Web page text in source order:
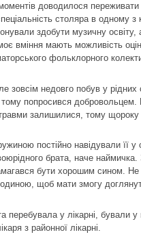
доводилося
столяра в одному
здобути музичну
вміння мають можливість
фольклорного
недовго побув у рідних
попросився добровольцем.
травми залишилися, тому
постійно навідували її
брата, наче
бути хорошим сином.
щоб мати змогу
перебувала у лікарні, бували у
з районної лікарні.